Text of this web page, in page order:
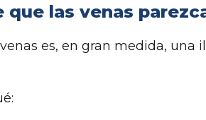
que las venas
es, en gran medida,